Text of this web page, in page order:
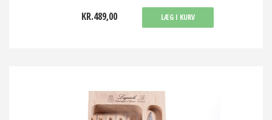
KR.489,00 LÆG I KURV